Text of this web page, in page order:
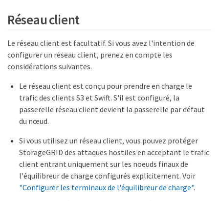
Réseau client
Le réseau client est facultatif. Si vous avez l'intention de
configurer un réseau client, prenez en compte les
considérations suivantes.
Le réseau client est conçu pour prendre en charge le
trafic des clients S3 et Swift. S'il est configuré, la
passerelle réseau client devient la passerelle par défaut
du nœud.
Si vous utilisez un réseau client, vous pouvez protéger
StorageGRID des attaques hostiles en acceptant le trafic
client entrant uniquement sur les noeuds finaux de
l'équilibreur de charge configurés explicitement. Voir
"Configurer les terminaux de l'équilibreur de charge".